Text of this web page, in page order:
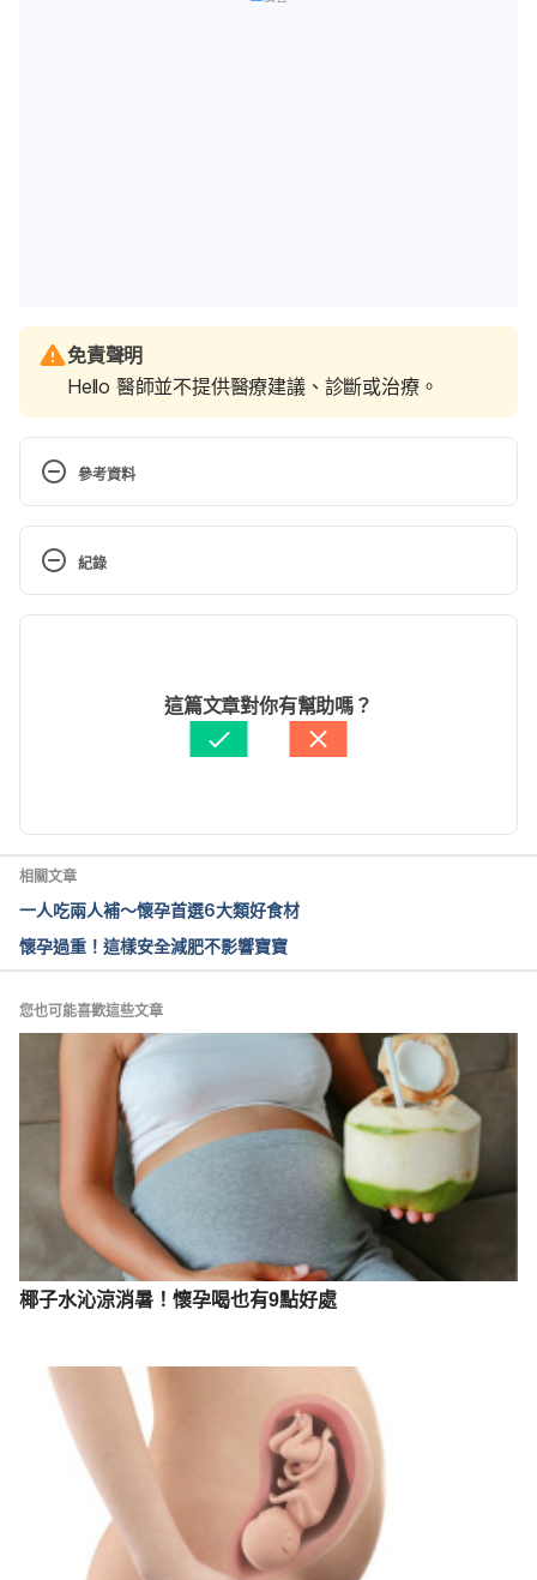
免責聲明
Hello 醫師並不提供醫療建議、診斷或治療。
參考資料
https://www.babycenter.com/0_is-it-safe-to-eat-
meat-while-pregnant_10415140.bc
紀錄
Alice Chen
賴建翰醫師
這篇文章對你有幫助嗎？
相關文章
一人吃兩人補～懷孕首選6大類好食材
懷孕過重！這樣安全減肥不影響寶寶
您也可能喜歡這些文章
椰子水沁涼消暑！懷孕喝也有9點好處